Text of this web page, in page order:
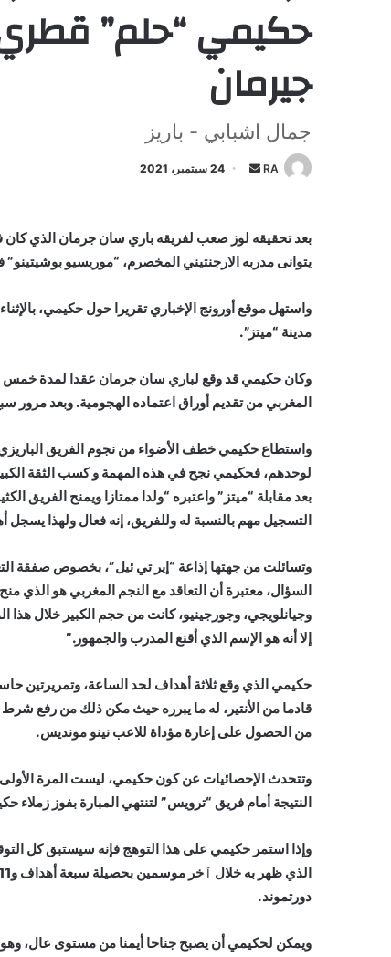
حكيمي “حلم”
جيرمان
جمال اشبابي - باريز
RA
أرسل 24 سبتمبر، 2021
بعد تحقيقه لوز صعب لفريقه باري سان جرمان الذي
يتوانى مدربه الارجنتيني المخصرم، “موريسيو
واستهل موقع أورونج الإخباري تقريرا حول حكيمي،
مدينة “ميتز”.
وكان حكيمي قد وقع لباري سان جرمان عقدا لمدة خمس
المغربي من تقديم أوراق اعتماده الهجومية. وبعد
واستطاع حكيمي خطف الأضواء من نجوم الفريق
لوحدهم، فحكيمي نجح في هذه المهمة و كسب الثقة
بعد مقابلة “ميتز” واعتبره “ولدا ممتازا ويمنح الفريق
التسجيل مهم بالنسبة له وللفريق، إنه فعال ولهذا يسجل
وتسائلت من جهتها إذاعة “إير تي ئيل”، بخصوص صفقة
السؤال، معتبرة أن التعاقد مع النجم المغربي هو
وجيانلويجي، وجورجينيو، كانت من حجم الكبير خلال
إلا أنه هو الإسم الذي أقنع المدرب والجمهور.”
حكيمي الذي وقع ثلاثة أهداف لحد الساعة، وتمريرتين
من الحصول على إعارة مؤداة للاعب نينو مونديس.
وتتحدث الإحصائيات عن كون حكيمي، ليست المرة الأولى
النتيجة أمام فريق “ترويس” لتنتهي المبارة بفوز
وإذا استمر حكيمي على هذا التوهج فإنه سيستبق كل
دورتموند.
ويمكن لحكيمي أن يصبح جناحا أيمنا من مستوى عال، وهو